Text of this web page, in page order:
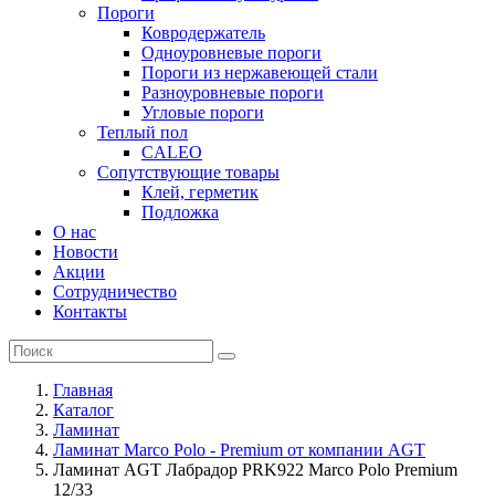
Пороги
Ковродержатель
Одноуровневые пороги
Пороги из нержавеющей стали
Разноуровневые пороги
Угловые пороги
Теплый пол
CALEO
Сопутствующие товары
Клей, герметик
Подложка
О нас
Новости
Акции
Сотрудничество
Контакты
Главная
Каталог
Ламинат
Ламинат Marco Polo - Premium от компании AGT
Ламинат AGT Лабрадор PRK922 Marco Polo Premium
12/33